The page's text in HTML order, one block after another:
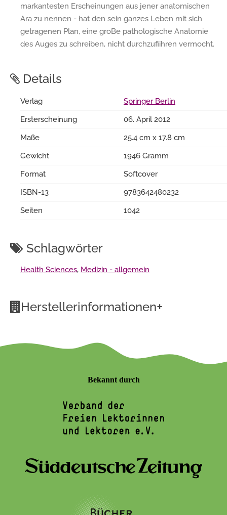
markantesten Erscheinungen aus jener anatomischen
Ara zu nennen - hat den sein ganzes Leben mit sich
getragenen Plan, eine groBe pathologische Anatomie
des Auges zu schreiben, nicht durchzufiihren vermocht.
Details
Verlag
Springer Berlin
Ersterscheinung
06. April 2012
Maße
25.4 cm x 17.8 cm
Gewicht
1946 Gramm
Format
Softcover
ISBN-13
9783642480232
Seiten
1042
Schlagwörter
Health Sciences, Medizin - allgemein
Herstellerinformationen+
Bekannt durch